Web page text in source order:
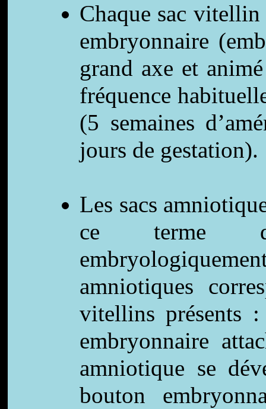
Chaque sac
embryonnaire
grand axe et
fréquence
(5 semaines
jours de gestation).
Les sacs
ce terme
amniotiques
vitellins présents
embryonnaire
amniotique se
bouton